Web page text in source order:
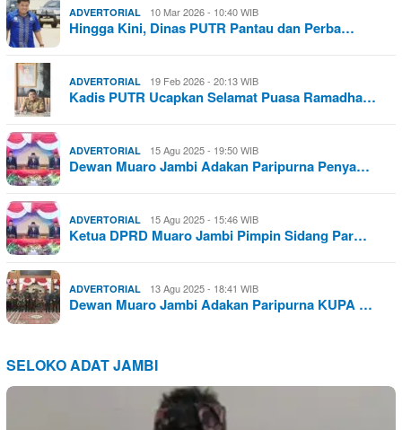
ADVERTORIAL 10 Mar 2026 - 10:40 WIB
Hingga Kini, Dinas PUTR Pantau dan Perba…
ADVERTORIAL 19 Feb 2026 - 20:13 WIB
Kadis PUTR Ucapkan Selamat Puasa Ramadha…
ADVERTORIAL 15 Agu 2025 - 19:50 WIB
Dewan Muaro Jambi Adakan Paripurna Penya…
ADVERTORIAL 15 Agu 2025 - 15:46 WIB
Ketua DPRD Muaro Jambi Pimpin Sidang Par…
ADVERTORIAL 13 Agu 2025 - 18:41 WIB
Dewan Muaro Jambi Adakan Paripurna KUPA …
SELOKO ADAT JAMBI